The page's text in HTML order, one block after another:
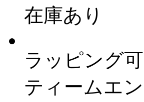
在庫あり